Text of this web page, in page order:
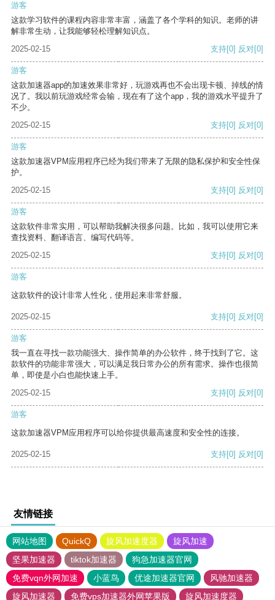
游客
这款学习软件的课程内容非常丰富，涵盖了各个学科的知识。老师的讲
解非常生动，让我能够轻松理解知识点。
2025-02-15
支持[0] 反对[0]
游客
这款加速器app的加速效果非常好，玩游戏再也不会出现卡顿、掉线的情
况了。我以前玩游戏经常会输，现在有了这个app，我的游戏水平提升了
不少。
2025-02-15
支持[0] 反对[0]
游客
这款加速器VPM应用程序已经为我们带来了无限的隐私保护和安全性保
护。
2025-02-15
支持[0] 反对[0]
游客
这款软件非常实用，可以帮助我解决很多问题。比如，我可以使用它来
查找资料、翻译语言、编写代码等。
2025-02-15
支持[0] 反对[0]
游客
这款软件的设计非常人性化，使用起来非常舒服。
2025-02-15 支持[0] 反对[0]
游客
我一直在寻找一款功能强大、操作简单的办公软件，终于找到了它。这
款软件的功能非常强大，可以满足我日常办公的所有需求。操作也很简
单，即使是小白也能快速上手。
2025-02-15
支持[0] 反对[0]
游客
这款加速器VPM应用程序可以给你提供最高速度和安全性的连接。
2025-02-15 支持[0] 反对[0]
友情链接
网站地图 QuickQ 旋风加速度器
旋风加速
坚果加速器
tiktok加速器
狗急加速器官网
免费vqn外网加速
小蓝鸟 优途加速器官网
风驰加速器
旋风加速器
免费vps加速器外网苹果版 旋风加速度器